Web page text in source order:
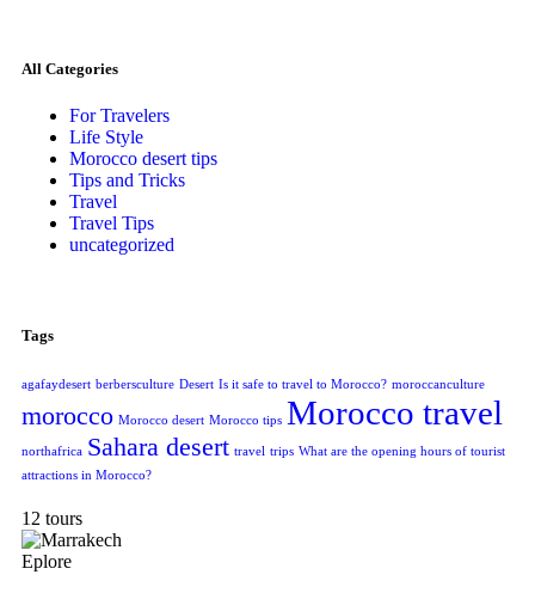
All Categories
For Travelers
Life Style
Morocco desert tips
Tips and Tricks
Travel
Travel Tips
uncategorized
Tags
agafaydesert berbersculture Desert Is it safe to travel to Morocco? moroccanculture
morocco Morocco desert Morocco tips Morocco travel
northafrica Sahara desert travel trips What are the opening hours of tourist
attractions in Morocco?
12 tours
Eplore